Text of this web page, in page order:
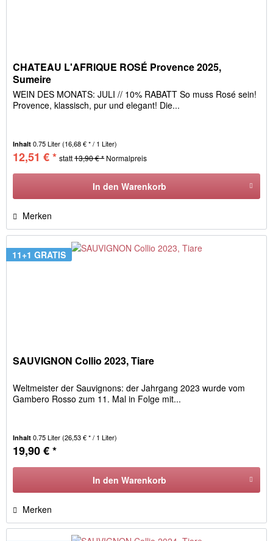
CHATEAU L'AFRIQUE ROSÉ Provence 2025,
Sumeire
WEIN DES MONATS: JULI // 10% RABATT So muss Rosé sein!
Provence, klassisch, pur und elegant! Die...
Inhalt0.75 Liter(16,68 € * / 1 Liter)
12,51 € * statt13,90 € *Normalpreis
In den Warenkorb
Merken
11+1 GRATIS
SAUVIGNON Collio 2023, Tiare
Weltmeister der Sauvignons: der Jahrgang 2023 wurde vom
Gambero Rosso zum 11. Mal in Folge mit...
Inhalt0.75 Liter(26,53 € * / 1 Liter)
19,90 € *
In den Warenkorb
Merken